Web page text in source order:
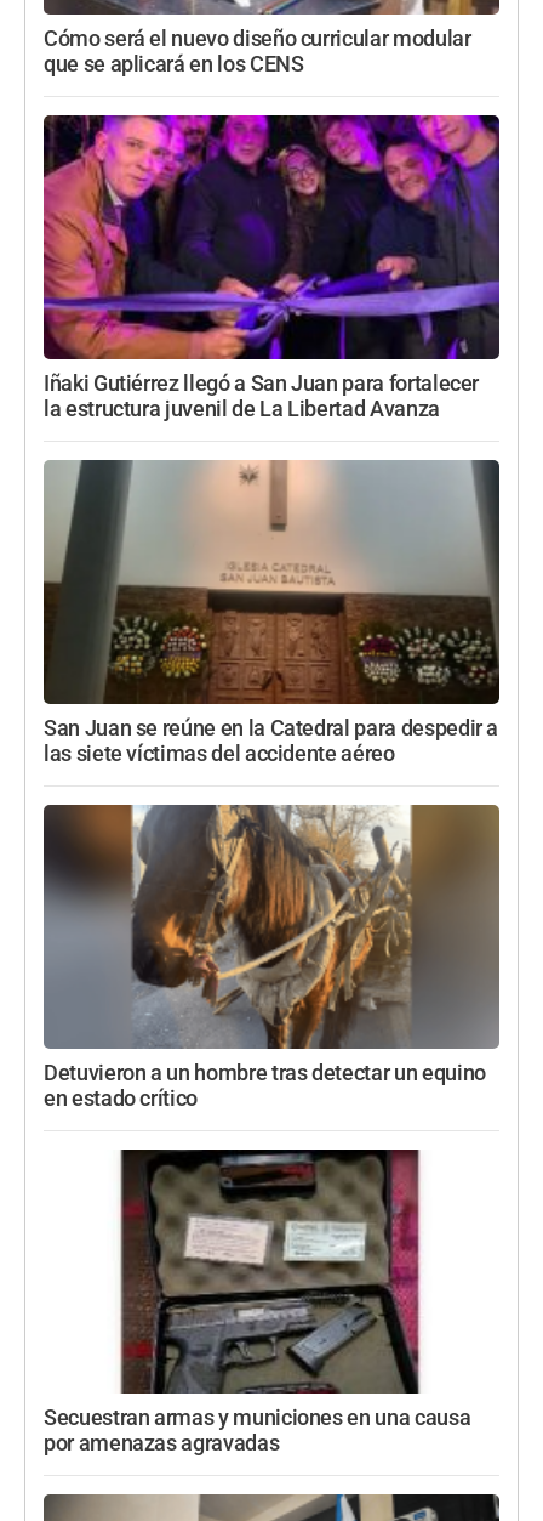
Cómo será el nuevo diseño curricular modular
que se aplicará en los CENS
Iñaki Gutiérrez llegó a San Juan para fortalecer
la estructura juvenil de La Libertad Avanza
San Juan se reúne en la Catedral para despedir a
las siete víctimas del accidente aéreo
Detuvieron a un hombre tras detectar un equino
en estado crítico
Secuestran armas y municiones en una causa
por amenazas agravadas